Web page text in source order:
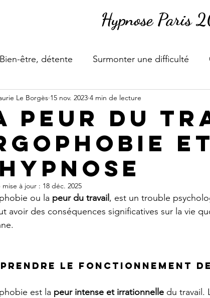
Hypnose Paris
Bien-être, détente Surmonter une difficulté
peur du
et
Le Borgès 15 nov. 2023 4 min de lecture
mise à jour : 18 déc. 2025
ou la peur du travail , est un trouble
avoir des conséquences significatives sur la vie
le fonctionnement
est la peur intense et irrationnelle du travail.